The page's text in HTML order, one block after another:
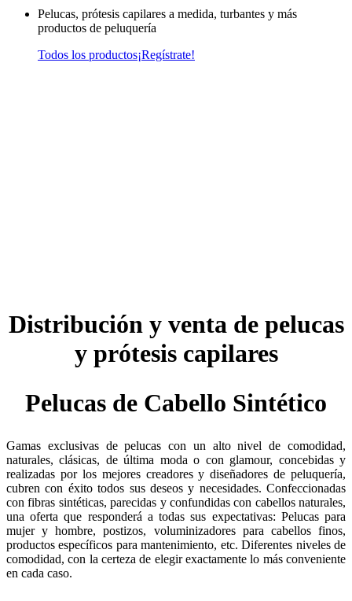
Pelucas, prótesis capilares a medida, turbantes y más
productos de peluquería
Todos los productos¡Regístrate!
Distribución y venta de pelucas
y prótesis capilares
Pelucas de Cabello Sintético
Gamas exclusivas de pelucas con un alto nivel de comodidad,
naturales, clásicas, de última moda o con glamour, concebidas y
realizadas por los mejores creadores y diseñadores de peluquería,
cubren con éxito todos sus deseos y necesidades. Confeccionadas
con fibras sintéticas, parecidas y confundidas con cabellos naturales,
una oferta que responderá a todas sus expectativas: Pelucas para
mujer y hombre, postizos, voluminizadores para cabellos finos,
productos específicos para mantenimiento, etc. Diferentes niveles de
comodidad, con la certeza de elegir exactamente lo más conveniente
en cada caso.